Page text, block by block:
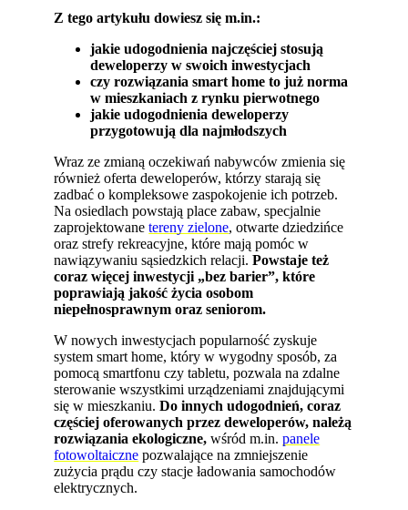
Z tego artykułu dowiesz się m.in.:
jakie udogodnienia najczęściej stosują
deweloperzy w swoich inwestycjach
czy rozwiązania smart home to już norma
w mieszkaniach z rynku pierwotnego
jakie udogodnienia deweloperzy
przygotowują dla najmłodszych
Wraz ze zmianą oczekiwań nabywców zmienia się
również oferta deweloperów, którzy starają się
zadbać o kompleksowe zaspokojenie ich potrzeb.
Na osiedlach powstają place zabaw, specjalnie
zaprojektowanetereny zielone, otwarte dziedzińce
oraz strefy rekreacyjne, które mają pomóc w
nawiązywaniu sąsiedzkich relacji.Powstaje też
coraz więcej inwestycji „bez barier”, które
poprawiają jakość życia osobom
niepełnosprawnym oraz seniorom.
W nowych inwestycjach popularność zyskuje
system smart home, który w wygodny sposób, za
pomocą smartfonu czy tabletu, pozwala na zdalne
sterowanie wszystkimi urządzeniami znajdującymi
się w mieszkaniu.Do innych udogodnień, coraz
częściej oferowanych przez deweloperów, należą
rozwiązania ekologiczne, wśród m.in.panele
fotowoltaiczne pozwalające na zmniejszenie
zużycia prądu czy stacje ładowania samochodów
elektrycznych.